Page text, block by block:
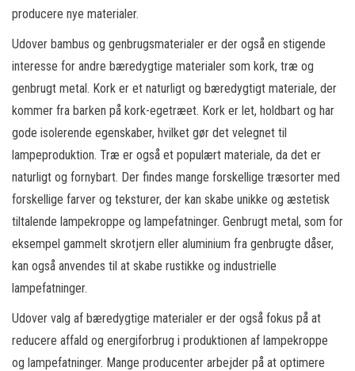
producere nye materialer.
Udover bambus og genbrugsmaterialer er der også en stigende
interesse for andre bæredygtige materialer som kork, træ og
genbrugt metal. Kork er et naturligt og bæredygtigt materiale, der
kommer fra barken på kork-egetræet. Kork er let, holdbart og har
gode isolerende egenskaber, hvilket gør det velegnet til
lampeproduktion. Træ er også et populært materiale, da det er
naturligt og fornybart. Der findes mange forskellige træsorter med
forskellige farver og teksturer, der kan skabe unikke og æstetisk
tiltalende lampekroppe og lampefatninger. Genbrugt metal, som for
eksempel gammelt skrotjern eller aluminium fra genbrugte dåser,
kan også anvendes til at skabe rustikke og industrielle
lampefatninger.
Udover valg af bæredygtige materialer er der også fokus på at
reducere affald og energiforbrug i produktionen af lampekroppe
og lampefatninger. Mange producenter arbejder på at optimere